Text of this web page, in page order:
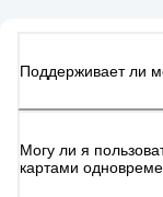
Поддерживает ли
Могу ли я
картами